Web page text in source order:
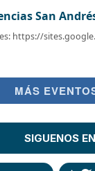
San
https://
MÁS
SIGUENOS